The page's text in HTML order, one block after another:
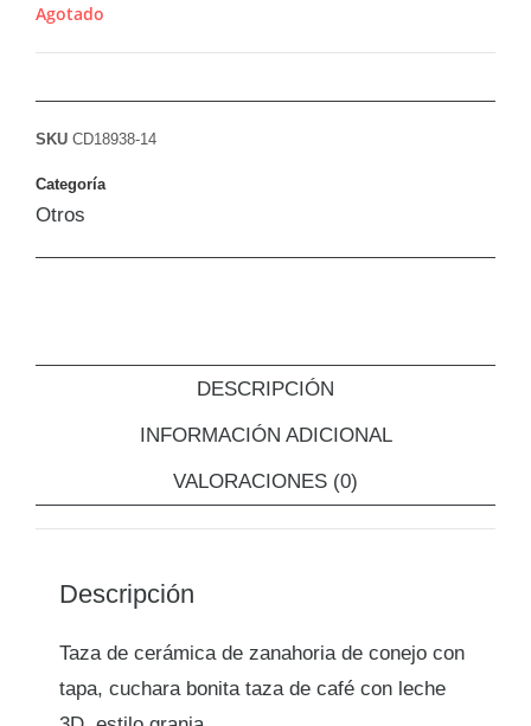
Agotado
SKU CD18938-14
Categoría
Otros
DESCRIPCIÓN
INFORMACIÓN ADICIONAL
VALORACIONES (0)
Descripción
Taza de cerámica de zanahoria de conejo con
tapa, cuchara bonita taza de café con leche